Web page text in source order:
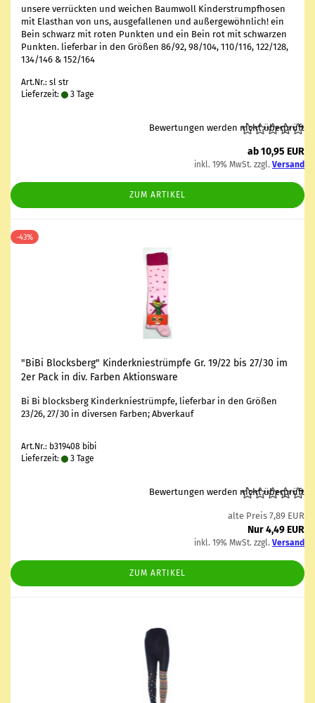
un­se­re ver­rück­ten und wei­chen Baum­woll Kin­der­strumpf­ho­sen
mit Elasthan von uns, aus­ge­fal­le­nen und au­ßer­ge­wöhn­lich! ein
Bein schwarz mit roten Punk­ten und ein Bein rot mit schwar­zen
Punk­ten. lie­fer­bar in den Grö­ßen 86/92, 98/104, 110/116, 122/128,
134/146 & 152/164
Art.Nr.: sl str
Lieferzeit:
3 Tage
Bewertungen werden nicht überprüft
ab 10,95 EUR
inkl. 19% MwSt. zzgl. Versand
ZUM ARTIKEL
-43%
"BiBi Blocks­berg" Kin­der­knie­strümp­fe Gr. 19/22 bis 27/30 im
2er Pack in div. Far­ben Ak­ti­ons­wa­re
Bi Bi blocks­berg Kin­der­knie­strümp­fe, lie­fer­bar in den Grö­ßen
23/26, 27/30 in di­ver­sen Far­ben; Ab­ver­kauf
Art.Nr.: b319408 bibi
Lieferzeit:
3 Tage
Bewertungen werden nicht überprüft
alte Preis 7,89 EUR
Nur 4,49 EUR
inkl. 19% MwSt. zzgl. Versand
ZUM ARTIKEL